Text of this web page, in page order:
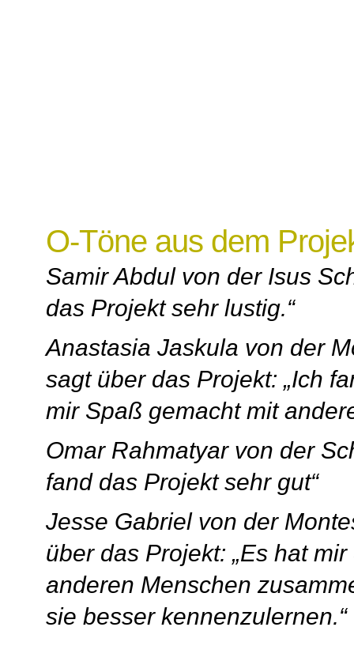
O-Töne aus dem
Samir Abdul von der Isus
das Projekt sehr lustig.“
Anastasia Jaskula von der
sagt über das Projekt: „Ich
mir Spaß gemacht mit
Omar Rahmatyar von der
fand das Projekt sehr gut“
Jesse Gabriel von der
über das Projekt: „Es hat
anderen Menschen
sie besser kennenzulernen.“